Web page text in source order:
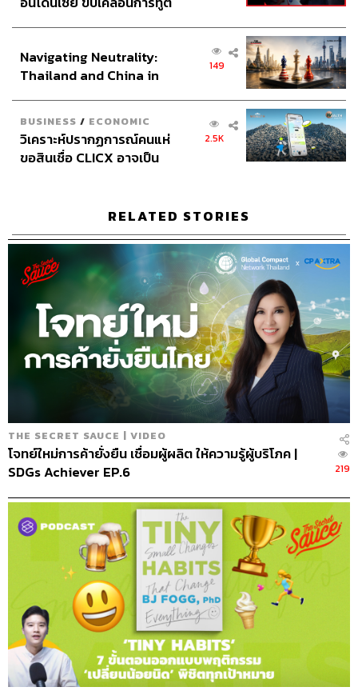
กฤตพล จียะเกียรติ
Sound Recording Engineer
ขจีพรรณ วิจิตรรัตน์
Assistantอสุมิ สุกี้คาวะ
Project Coordinatorณิชนันทน์ ทับทิม
Graphic Designerธนิดา โตวิวัฒน์
Channel Managerเชษฐพงศ์ ชูประดิษฐ์
Social Media Editorทศพล เพิ่มพูล
Social Media Team
Archive Team
TAGS: The Secret Sauce เคน นครินทร์
Quantum
Podcast
The Standard Podcast
164
ABOUT THE HOST
นครินทร์ วนกิจไพบูลย์
บรรณาธิการบริหาร สำนักข่าว THE
STANDARD วิทยากรด้านสื่อและการทำคอน
เทนต์ออนไลน์
อินโดนีเซีย
Navigating Neutrality:
Thailand and China in
149
BUSINESS / ECONOMIC
วิเคราะห์ปรากฏการณ์คนแห่
ขอสินเชื่อ CLICX อาจเป็น
2.5K
RELATED STORIES
THE SECRET SAUCE | VIDEO
โจทย์ใหม่การค้ายั่งยืน เชื่อมผู้ผลิต ให้ความรู้ผู้บริโภค |
SDGs Achiever EP.6
219